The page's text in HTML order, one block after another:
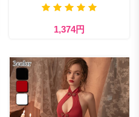
1,374円